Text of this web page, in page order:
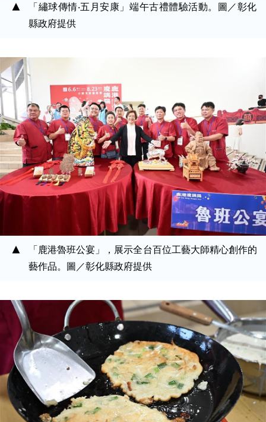
「繡球傳情‧五月安康」端午古禮體驗活動。圖／彰化
縣政府提供
「鹿港魯班公宴」，展示全台百位工藝大師精心創作的
藝作品。圖／彰化縣政府提供